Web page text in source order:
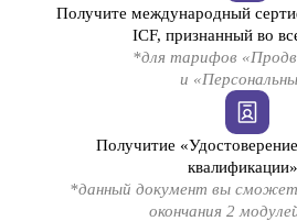
Получите международный
ICF, признанный во
*для тарифов
и
Получитие
*данный документ вы
окончания 2